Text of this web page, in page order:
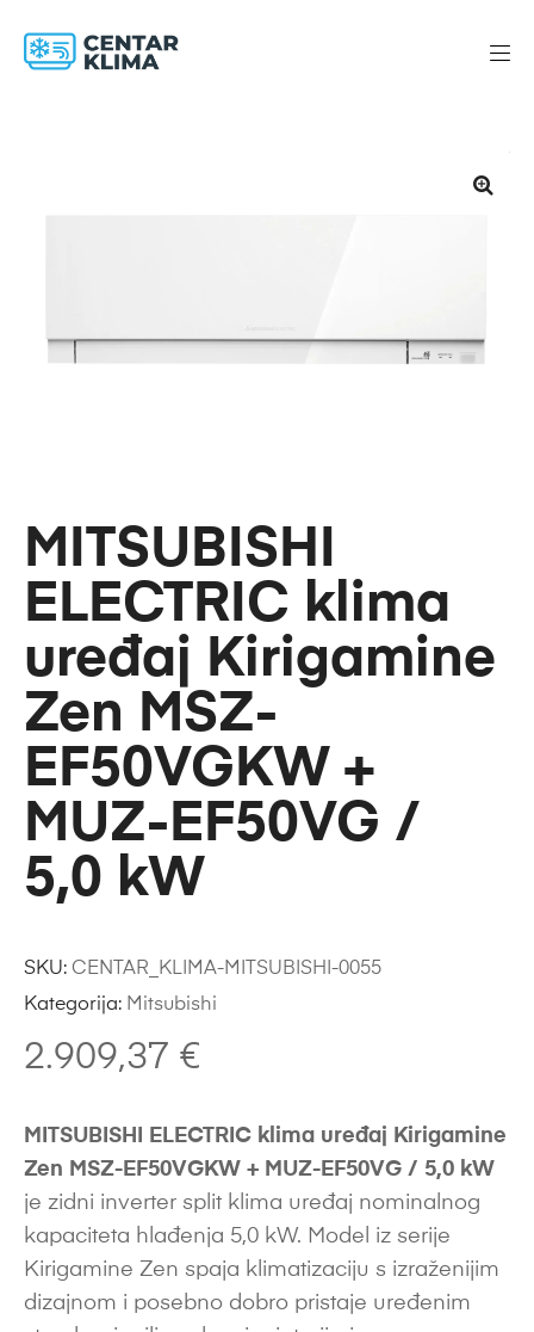
MITSUBISHI
ELECTRIC klima
uređaj Kirigamine
Zen MSZ-
EF50VGKW +
MUZ-EF50VG /
5,0 kW
2.909,37 €
MITSUBISHI ELECTRIC klima uređaj Kirigamine
Zen MSZ-EF50VGKW + MUZ-EF50VG / 5,0 kW
je zidni inverter split klima uređaj nominalnog
kapaciteta hlađenja 5,0 kW. Model iz serije
Kirigamine Zen spaja klimatizaciju s izraženijim
dizajnom i posebno dobro pristaje uređenim
SKU: CENTAR_KLIMA-MITSUBISHI-0055
Kategorija: Mitsubishi